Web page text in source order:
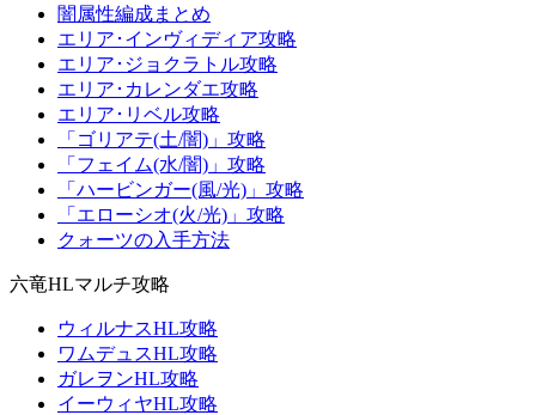
闇属性編成まとめ
エリア･インヴィディア攻略
エリア･ジョクラトル攻略
エリア･カレンダエ攻略
エリア･リベル攻略
「ゴリアテ(土/闇)」攻略
「フェイム(水/闇)」攻略
「ハービンガー(風/光)」攻略
「エローシオ(火/光)」攻略
クォーツの入手方法
六竜HLマルチ攻略
ウィルナスHL攻略
ワムデュスHL攻略
ガレヲンHL攻略
イーウィヤHL攻略